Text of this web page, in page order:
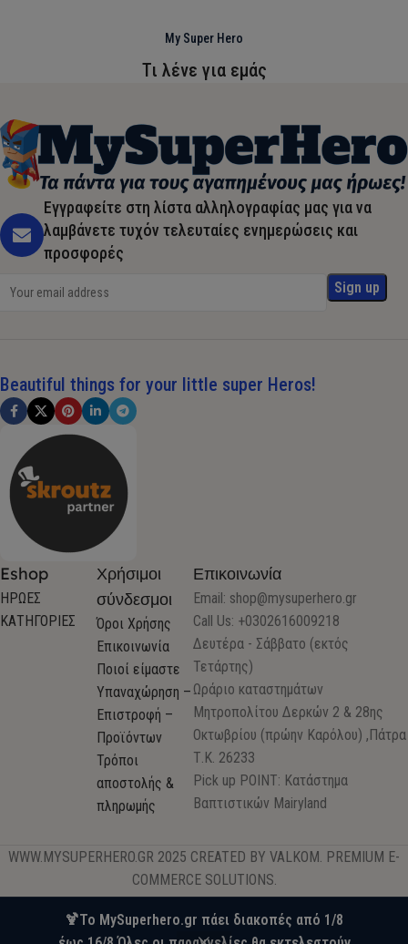
🍹Το MySuperhero.gr πάει διακοπές από 1/8
My Super Hero
Τι λένε για εμάς
Εγγραφείτε στη λίστα αλληλογραφίας μας για να
λαμβάνετε τυχόν τελευταίες ενημερώσεις και
προσφορές
Beautiful things for your little super Heros!
Eshop
ΗΡΩΕΣ
ΚΑΤΗΓΟΡΙΕΣ
Χρήσιμοι
σύνδεσμοι
Όροι Χρήσης
Επικοινωνία
Ποιοί είμαστε
Υπαναχώρηση –
Επιστροφή –
Προϊόντων
Τρόποι
αποστολής &
πληρωμής
Επικοινωνία
Email: shop@mysuperhero.gr
Call Us: +0302616009218
Δευτέρα - Σάββατο (εκτός
Τετάρτης)
Ωράριο καταστημάτων
Μητροπολίτου Δερκών 2 & 28ης
Οκτωβρίου (πρώην Καρόλου) ,Πάτρα
Τ.Κ. 26233
Pick up POINT: Κατάστημα
Βαπτιστικών Mairyland
WWW.MYSUPERHERO.GR 2025 CREATED BY VALKOM. PREMIUM E-
COMMERCE SOLUTIONS.